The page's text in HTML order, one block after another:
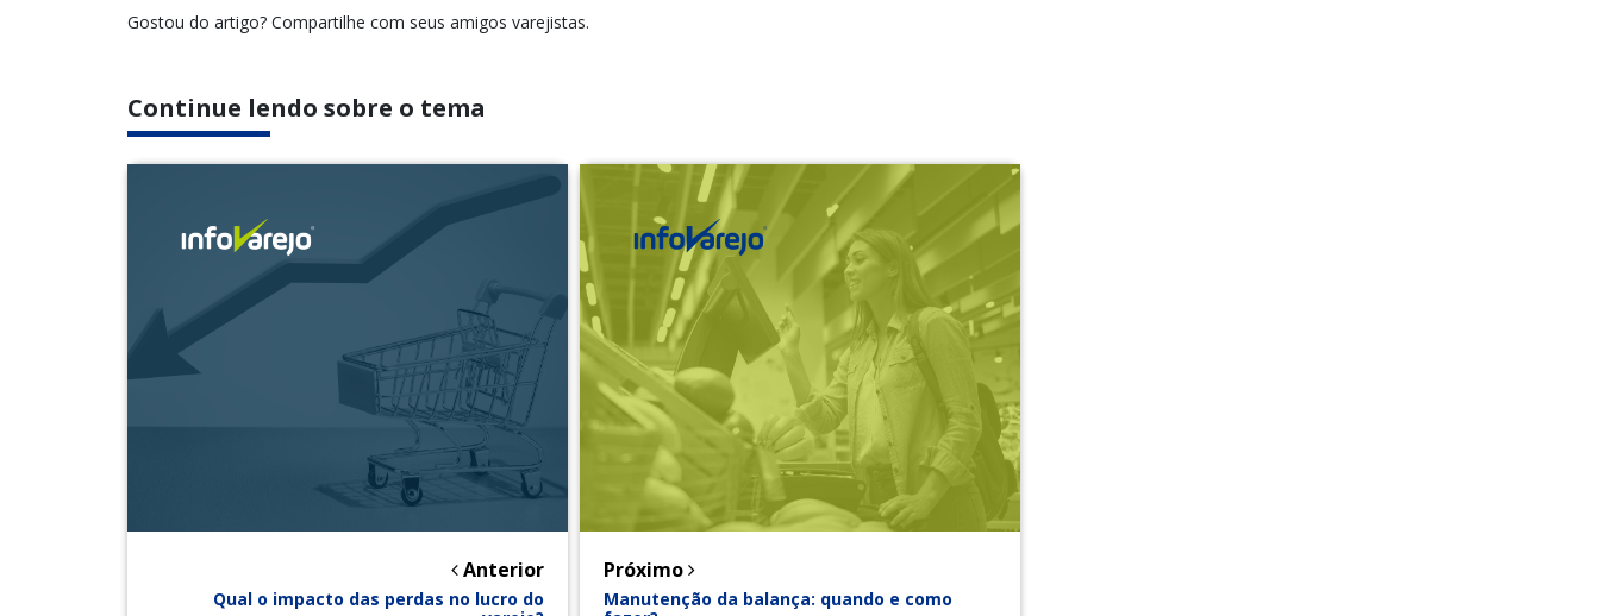
Gostou do artigo? Compartilhe com seus amigos varejistas.
Continue lendo sobre o tema
Anterior
Qual o impacto das perdas no lucro do
Próximo
Manutenção da balança: quando e como